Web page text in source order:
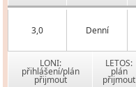
3,0 Denní
LONI:
přihlášení/plán
přijmout
LETOS:
plán
přijmout